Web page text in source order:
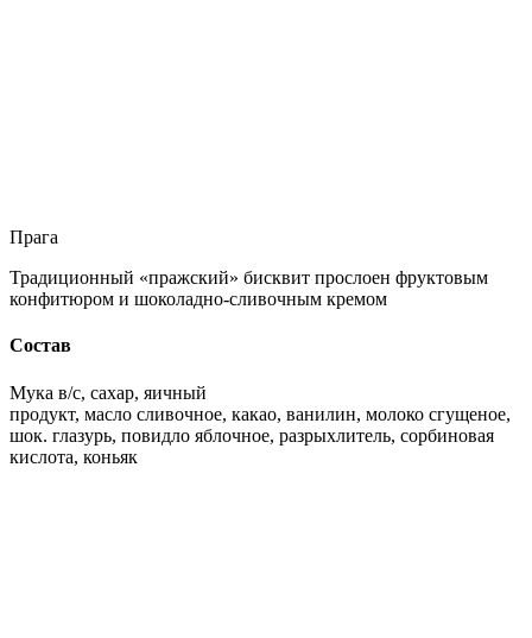
Прага
Традиционный «пражский» бисквит прослоен фруктовым
конфитюром и шоколадно-сливочным кремом
Состав
Мука в/с, сахар, яичный
продукт, масло сливочное, какао, ванилин, молоко сгущеное,
шок. глазурь, повидло яблочное, разрыхлитель, сорбиновая
кислота, коньяк